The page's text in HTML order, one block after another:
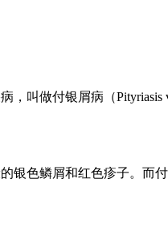
叫做付银屑病（Pityriasis
银色鳞屑和红色疹子。而